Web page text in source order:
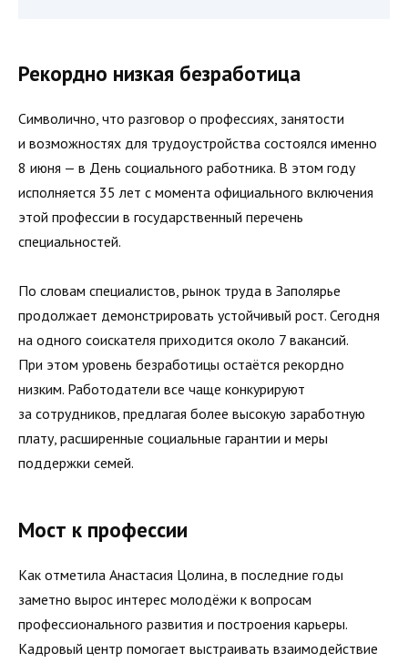
Рекордно низкая безработица
Символично, что разговор о профессиях, занятости
и возможностях для трудоустройства состоялся именно
8 июня — в День социального работника. В этом году
исполняется 35 лет с момента официального включения
этой профессии в государственный перечень
специальностей.
По словам специалистов, рынок труда в Заполярье
продолжает демонстрировать устойчивый рост. Сегодня
на одного соискателя приходится около 7 вакансий.
При этом уровень безработицы остаётся рекордно
низким. Работодатели все чаще конкурируют
за сотрудников, предлагая более высокую заработную
плату, расширенные социальные гарантии и меры
поддержки семей.
Мост к профессии
Как отметила Анастасия Цолина, в последние годы
заметно вырос интерес молодёжи к вопросам
профессионального развития и построения карьеры.
Кадровый центр помогает выстраивать взаимодействие